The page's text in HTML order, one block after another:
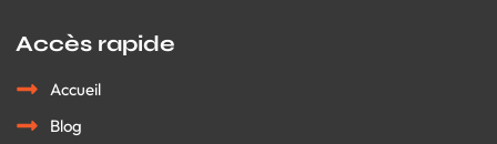
Accès rapide
Accueil
Blog